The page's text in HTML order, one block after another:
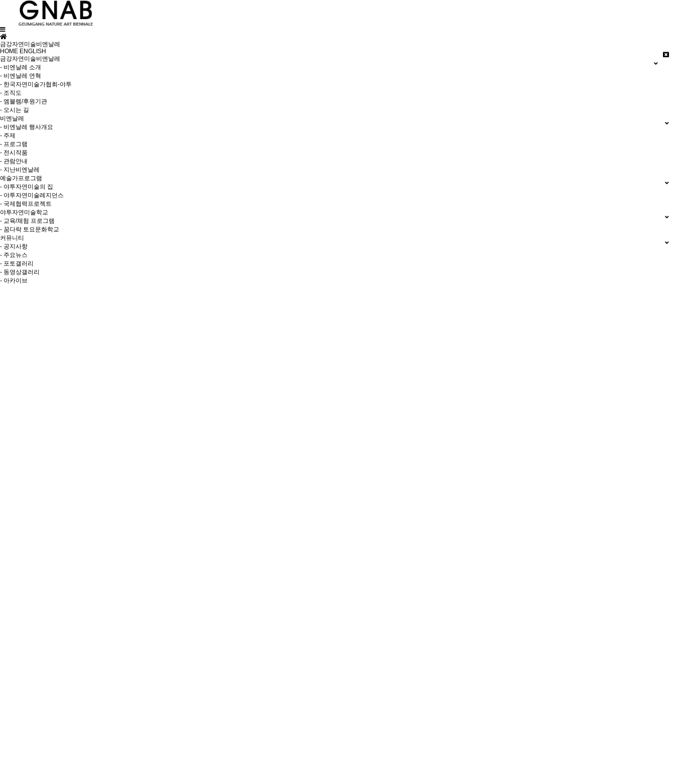
금강자연미술비엔날레
HOME ENGLISH
금강자연미술비엔날레
- 비엔날레 소개
- 비엔날레 연혁
- 한국자연미술가협회-야투
- 조직도
- 엠블렘/후원기관
- 오시는 길
비엔날레
- 비엔날레 행사개요
- 주제
- 프로그램
- 전시작품
- 관람안내
- 지난비엔날레
예술가프로그램
- 야투자연미술의 집
- 야투자연미술레지던스
- 국제협력프로젝트
야투자연미술학교
- 교육/체험 프로그램
- 꿈다락 토요문화학교
커뮤니티
- 공지사항
- 주요뉴스
- 포토갤러리
- 동영상갤러리
- 아카이브